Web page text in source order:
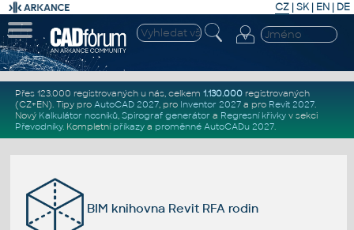
CZ | SK| EN | DE
Přes 123.000 registrovaných u nás, celkem 1.130.000registrovaných
(CZ+EN). Tipy pro AutoCAD 2027, pro Inventor 2027a pro Revit 2027.
Nový Kalkulátor nosníků, Spirograf generátor a Regresní křivkyv sekci
Převodníky. Kompletní příkazya proměnné AutoCADu 2027.
BIM knihovna Revit RFA rodin